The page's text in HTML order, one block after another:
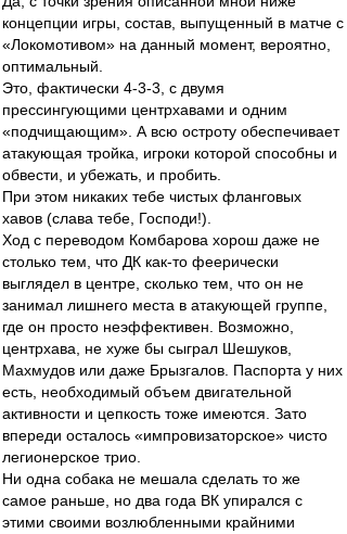
концепции игры, состав, выпущенный в матче с
«Локомотивом» на данный момент, вероятно,
оптимальный.
Это, фактически 4-3-3, с двумя
прессингующими центрхавами и одним
«подчищающим». А всю остроту обеспечивает
атакующая тройка, игроки которой способны и
обвести, и убежать, и пробить.
При этом никаких тебе чистых фланговых
хавов (слава тебе, Господи!).
Ход с переводом Комбарова хорош даже не
столько тем, что ДК как-то феерически
выглядел в центре, сколько тем, что он не
занимал лишнего места в атакующей группе,
где он просто неэффективен. Возможно,
центрхава, не хуже бы сыграл Шешуков,
Махмудов или даже Брызгалов. Паспорта у них
есть, необходимый объем двигательной
активности и цепкость тоже имеются. Зато
впереди осталось «импровизаторское» чисто
легионерское трио.
Ни одна собака не мешала сделать то же
самое раньше, но два года ВК упирался с
этими своими возлюбленными крайними